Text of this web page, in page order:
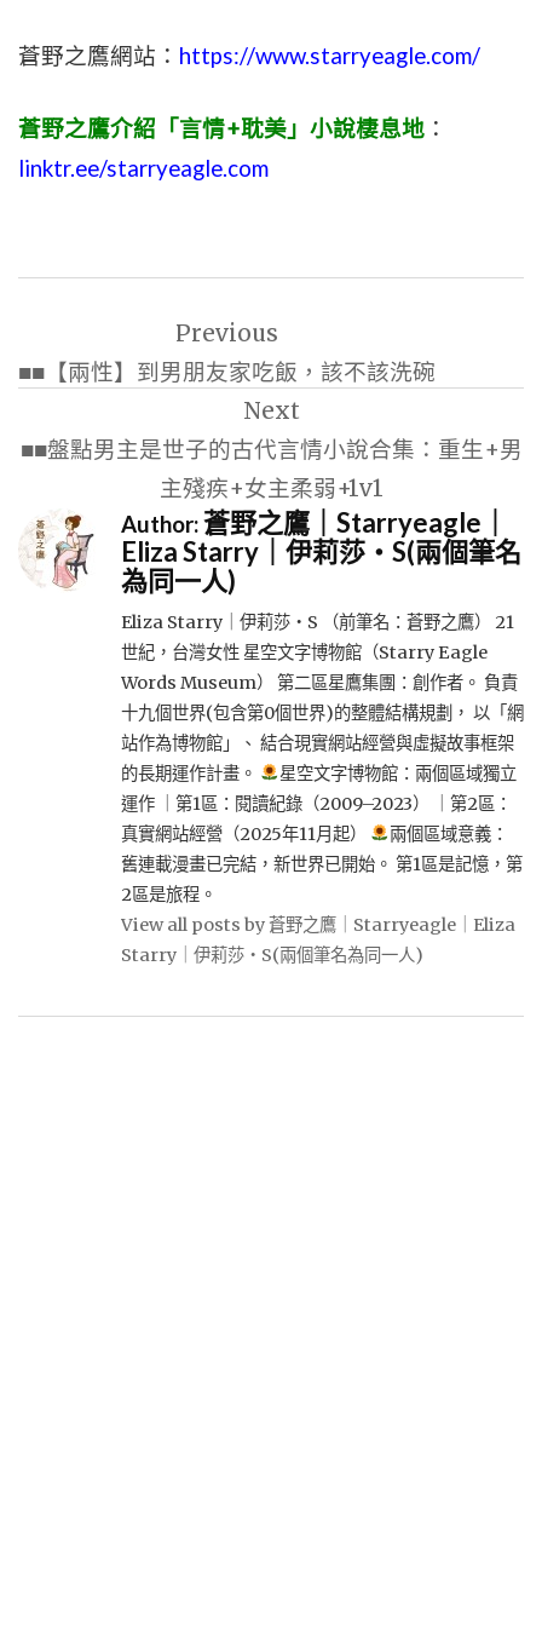
蒼野之鷹網站： https://www.starryeagle.com/
蒼野之鷹介紹「言情+耽美」小說棲息地 ：
linktr.ee/starryeagle.com
導
覽
Previous
■■【兩性】到男朋友家吃飯，該不該洗碗
Next
■■盤點男主是世子的古代言情小說合集：重生+男
主殘疾+女主柔弱+1v1
Author:蒼野之鷹｜Starryeagle｜
Eliza Starry｜伊莉莎・S(兩個筆名
為同一人)
Eliza Starry｜伊莉莎・S （前筆名：蒼野之鷹） 21
世紀，台灣女性 星空文字博物館（Starry Eagle
Words Museum） 第二區星鷹集團：創作者。 負責
十九個世界(包含第0個世界)的整體結構規劃， 以「網
站作為博物館」、 結合現實網站經營與虛擬故事框架
的長期運作計畫。
星空文字博物館：兩個區域獨立
運作 ｜第1區：閱讀紀錄（2009–2023） ｜第2區：
真實網站經營（2025年11月起）
兩個區域意義：
舊連載漫畫已完結，新世界已開始。 第1區是記憶，第
2區是旅程。
View all posts by 蒼野之鷹｜Starryeagle｜Eliza
Starry｜伊莉莎・S(兩個筆名為同一人)